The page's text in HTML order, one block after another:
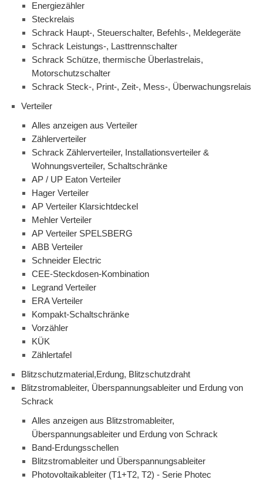
Energiezähler
Steckrelais
Schrack Haupt-, Steuerschalter, Befehls-, Meldegeräte
Schrack Leistungs-, Lasttrennschalter
Schrack Schütze, thermische Überlastrelais,
Motorschutzschalter
Schrack Steck-, Print-, Zeit-, Mess-, Überwachungsrelais
Verteiler
Alles anzeigen aus Verteiler
Zählerverteiler
Schrack Zählerverteiler, Installationsverteiler &
Wohnungsverteiler, Schaltschränke
AP / UP Eaton Verteiler
Hager Verteiler
AP Verteiler Klarsichtdeckel
Mehler Verteiler
AP Verteiler SPELSBERG
ABB Verteiler
Schneider Electric
CEE-Steckdosen-Kombination
Legrand Verteiler
ERA Verteiler
Kompakt-Schaltschränke
Vorzähler
KÜK
Zählertafel
Blitzschutzmaterial,Erdung, Blitzschutzdraht
Blitzstromableiter, Überspannungsableiter und Erdung von
Schrack
Alles anzeigen aus Blitzstromableiter,
Überspannungsableiter und Erdung von Schrack
Band-Erdungsschellen
Blitzstromableiter und Überspannungsableiter
Photovoltaikableiter (T1+T2, T2) - Serie Photec